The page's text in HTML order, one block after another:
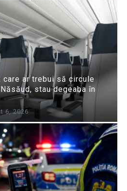
care ar trebui să circule
stau degeaba în
6, 2026